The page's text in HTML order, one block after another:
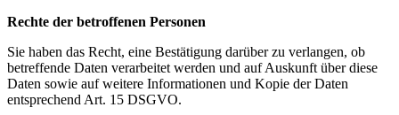
Rechte der betroffenen Personen
Sie haben das Recht, eine Bestätigung darüber zu verlangen, ob
betreffende Daten verarbeitet werden und auf Auskunft über diese
Daten sowie auf weitere Informationen und Kopie der Daten
entsprechend Art. 15 DSGVO.